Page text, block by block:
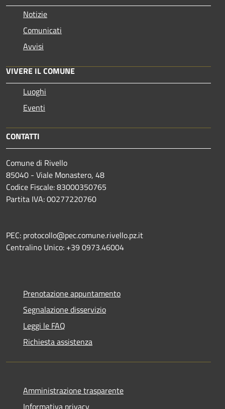
Notizie
Comunicati
Avvisi
VIVERE IL COMUNE
Luoghi
Eventi
CONTATTI
Comune di Rivello
85040 - Viale Monastero, 48
Codice Fiscale: 83000350765
Partita IVA: 00277220760
PEC: protocollo@pec.comune.rivello.pz.it
Centralino Unico: +39 0973.46004
Prenotazione appuntamento
Segnalazione disservizio
Leggi le FAQ
Richiesta assistenza
Amministrazione trasparente
Informativa privacy